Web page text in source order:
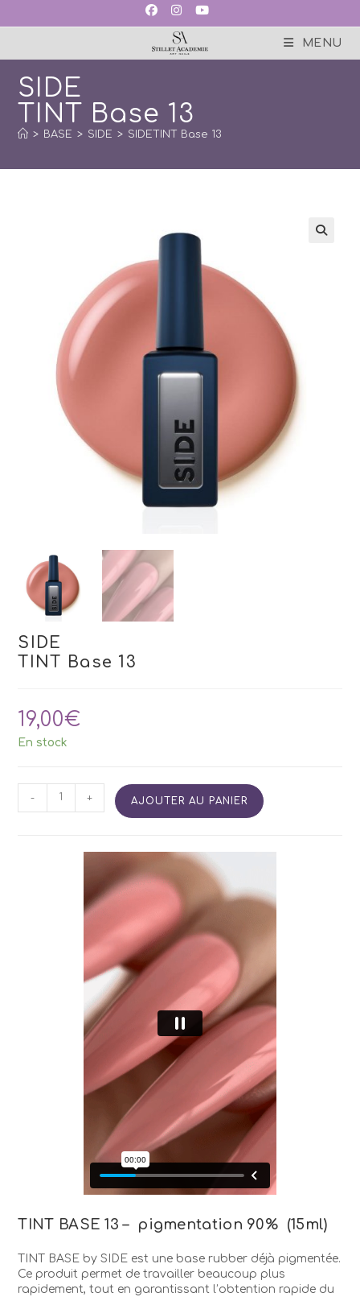
MENU
SIDE
TINT Base 13
> BASE > SIDE > SIDETINT Base 13
SIDE
TINT Base 13
19,00€
En stock
quantité
- + AJOUTER AU PANIER
TINT BASE 13 – pigmentation 90% (15ml)
TINT BASE by SIDE est une base rubber déjà pigmentée.
Ce produit permet de travailler beaucoup plus
rapidement, tout en garantissant l’obtention rapide du